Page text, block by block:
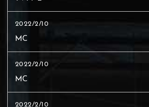
2022/2/10
MC
2022/2/10
MC
2022/2/10